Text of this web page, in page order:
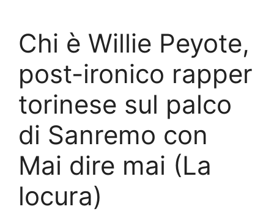
Chi è Willie Peyote,
post-ironico rapper
torinese sul palco
di Sanremo con
Mai dire mai (La
locura)